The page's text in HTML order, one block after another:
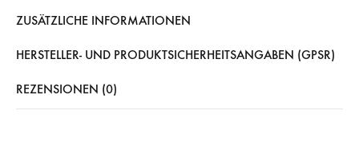
ZUSÄTZLICHE INFORMATIONEN
HERSTELLER- UND PRODUKTSICHERHEITSANGABEN (GPSR)
REZENSIONEN (0)